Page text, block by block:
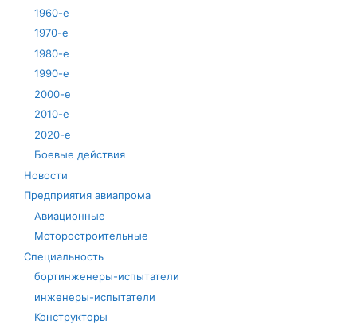
1960-е
1970-е
1980-е
1990-е
2000-е
2010-е
2020-е
Боевые действия
Новости
Предприятия авиапрома
Авиационные
Моторостроительные
Специальность
бортинженеры-испытатели
инженеры-испытатели
Конструкторы